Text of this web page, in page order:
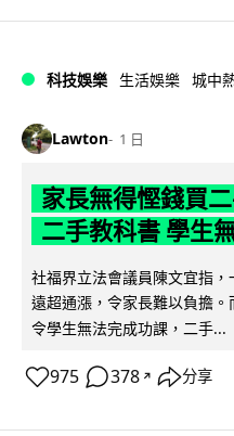
科技娛樂 生活娛樂 城中
Lawton 1 日
家長無得慳錢買
二手教科書 學生
社福界立法會議員陳文宜指
遠超通漲，令家長難以負擔。
令學生無法完成功課，二手...
975 378 ↗ 分享